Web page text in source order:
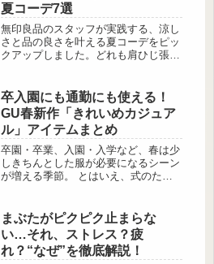
夏コーデ7選
無印良品のスタッフが実践する、涼し
さと品の良さを叶える夏コーデをピッ
クアップしました。どれも肩ひじ張ら
なしをぜひチェックしてみてくださ
い。着心地の良さだけでなく、さりげ
ない大人っぽさも演出できるのが魅
力。この夏は、無印良品のアイテムで
涼しく快適に、自分らしいスタイルを
楽しみましょう♡ストレートシルエッ
トで大人の魅力を引き立てる 出
典:mujistaff.daimyo...
卒入園にも通勤にも使える！
GU春新作「きれいめカジュア
ル」アイテムまとめ
卒園・卒業、入園・入学など、春は少
しきちんとした服が必要になるシーン
が増える季節。 とはいえ、式のため
ないでしょうか。そんなとき頼りにな
るのが、普段の通 […]
まぶたがピクピク止まらな
い…それ、ストレス？疲
れ？“なぜ”を徹底解説！